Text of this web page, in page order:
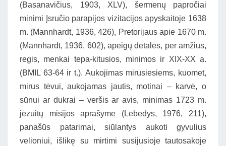
(Basanavičius, 1903, XLV), šermenų papročiai
minimi Įsručio parapijos vizitacijos apyskaitoje 1638
m. (Mannhardt, 1936, 426), Pretorijaus apie 1670 m.
(Mannhardt, 1936, 602), apeigų detalės, per amžius,
regis, menkai tepa-kitusios, minimos ir XIX-XX a.
(BMIL 63-64 ir t.). Aukojimas mirusiesiems, kuomet,
mirus tėvui, aukojamas jautis, motinai – karvė, o
sūnui ar dukrai – veršis ar avis, minimas 1723 m.
jėzuitų misijos aprašyme (Lebedys, 1976, 211),
panašūs patarimai, siūlantys aukoti gyvulius
velioniui, išlikę su mirtimi susijusioje tautosakoje